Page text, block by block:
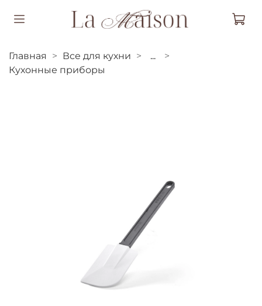
Главная Все для кухни
...
Кухонные приборы